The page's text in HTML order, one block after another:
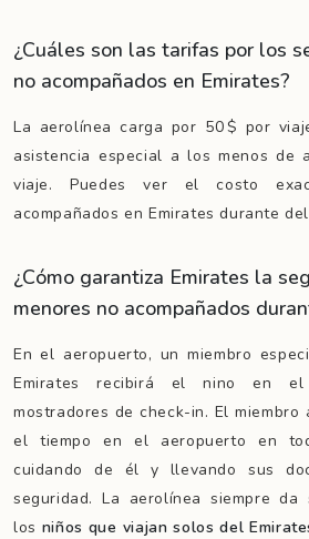
¿Cuáles son las tarifas por los
no acompañados en Emirates?
La aerolínea carga por 50 $ por
asistencia especial a los menos de
viaje. Puedes ver el costo
acompañados en Emirates durante
¿Cómo garantiza Emirates la
menores no acompañados
En el aeropuerto, un miembro
Emirates recibirá el nino en
mostradores de check-in. El miembro
el tiempo en el aeropuerto en
cuidando de él y llevando sus
seguridad. La aerolínea siempre
los niños que viajan solos del